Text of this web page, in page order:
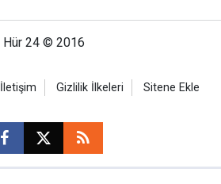
Hür 24 © 2016
İletişim Gizlilik İlkeleri Sitene Ekle